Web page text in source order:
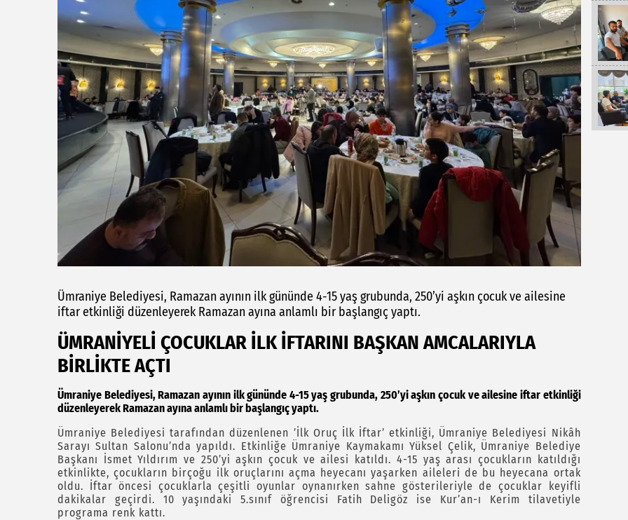
Ümraniye Belediyesi, Ramazan ayının ilk gününde 4-15 yaş grubunda, 250’yi aşkın çocuk ve ailesine
iftar etkinliği düzenleyerek Ramazan ayına anlamlı bir başlangıç yaptı.
ÜMRANİYELİ ÇOCUKLAR İLK İFTARINI BAŞKAN AMCALARIYLA
BİRLİKTE AÇTI
Ümraniye Belediyesi, Ramazan ayının ilk gününde 4-15 yaş grubunda, 250’yi aşkın çocuk ve ailesine iftar etkinliği
düzenleyerek Ramazan ayına anlamlı bir başlangıç yaptı.
Ümraniye Belediyesi tarafından düzenlenen ’İlk Oruç İlk İftar’ etkinliği, Ümraniye Belediyesi Nikâh
Sarayı Sultan Salonu’nda yapıldı. Etkinliğe Ümraniye Kaymakamı Yüksel Çelik, Ümraniye Belediye
Başkanı İsmet Yıldırım ve 250’yi aşkın çocuk ve ailesi katıldı. 4-15 yaş arası çocukların katıldığı
etkinlikte, çocukların birçoğu ilk oruçlarını açma heyecanı yaşarken aileleri de bu heyecana ortak
oldu. İftar öncesi çocuklarla çeşitli oyunlar oynanırken sahne gösterileriyle de çocuklar keyifli
dakikalar geçirdi. 10 yaşındaki 5.sınıf öğrencisi Fatih Deligöz ise Kur’an-ı Kerim tilavetiyle
programa renk kattı.